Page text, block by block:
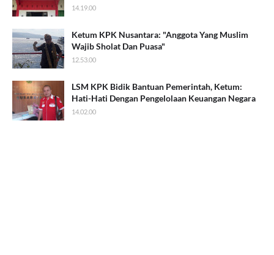
14.19.00
Ketum KPK Nusantara: "Anggota Yang Muslim
Wajib Sholat Dan Puasa"
12.53.00
LSM KPK Bidik Bantuan Pemerintah, Ketum:
Hati-Hati Dengan Pengelolaan Keuangan Negara
14.02.00